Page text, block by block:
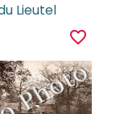
Lieutel
favorite_border